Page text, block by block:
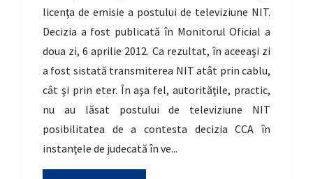
licenţa de emisie a postului de televiziune NIT.
Decizia a fost publicată în Monitorul Oficial a
doua zi, 6 aprilie 2012. Ca rezultat, în aceeaşi zi
a fost sistată transmiterea NIT atât prin cablu,
cât şi prin eter. În aşa fel, autorităţile, practic,
nu au lăsat postului de televiziune NIT
posibilitatea de a contesta decizia CCA în
instanţele de judecată în ve...